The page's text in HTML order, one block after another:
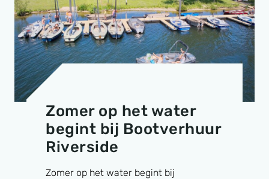
Zomer op het water
begint bij Bootverhuur
Riverside
Zomer op het water begint bij